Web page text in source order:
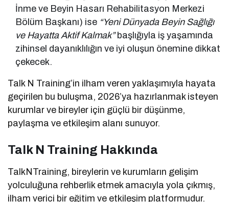
İnme ve Beyin Hasarı Rehabilitasyon Merkezi
Bölüm Başkanı) ise “Yeni Dünyada Beyin Sağlığı
ve Hayatta Aktif Kalmak”başlığıyla iş yaşamında
zihinsel dayanıklılığın ve iyi oluşun önemine dikkat
çekecek.
Talk N Training’in ilham veren yaklaşımıyla hayata
geçirilen bu buluşma, 2026’ya hazırlanmak isteyen
kurumlar ve bireyler için güçlü bir düşünme,
paylaşma ve etkileşim alanı sunuyor.
Talk N Training Hakkında
TalkNTraining, bireylerin ve kurumların gelişim
yolculuğuna rehberlik etmek amacıyla yola çıkmış,
ilham verici bir eğitim ve etkileşim platformudur.